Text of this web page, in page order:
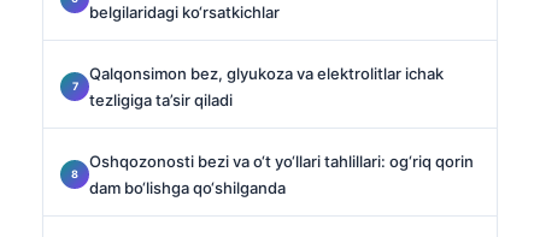
belgilaridagi ko‘rsatkichlar
Qalqonsimon bez, glyukoza va elektrolitlar ichak
tezligiga ta’sir qiladi
Oshqozonosti bezi va o‘t yo‘llari tahlillari: og‘riq qorin
dam bo‘lishga qo‘shilganda